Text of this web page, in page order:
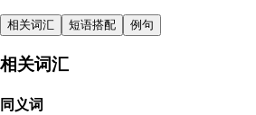
相关词汇 短语搭配 例句
相关词汇
同义词